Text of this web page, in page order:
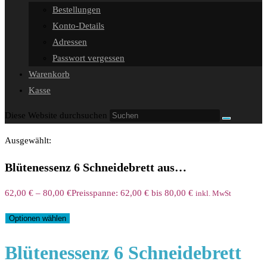
Bestellungen
Konto-Details
Adressen
Passwort vergessen
Warenkorb
Kasse
Diese Website durchsuchen
Ausgewählt:
Blütenessenz 6 Schneidebrett aus…
62,00 € – 80,00 €Preisspanne: 62,00 € bis 80,00 € inkl. MwSt
Optionen wählen
Blütenessenz 6 Schneidebrett